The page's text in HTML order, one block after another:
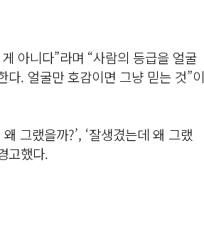
아니다”라며 “사람의 등급을 얼굴
. 얼굴만 호감이면 그냥 믿는 것”이
그랬을까?’, ‘잘생겼는데 왜 그랬
고했다.